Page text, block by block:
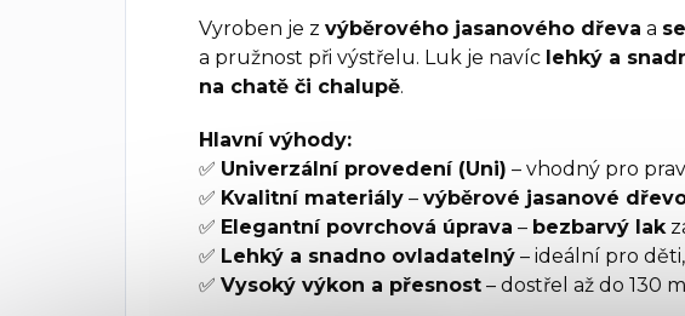
Vyroben je z výběrového jasanového dřeva a
a pružnost při výstřelu. Luk je navíc lehký a
na chatě či chalupě.
Hlavní výhody:
✅ Univerzální provedení (Uni) – vhodný pro
✅ Kvalitní materiály – výběrové jasanové
✅ Elegantní povrchová úprava – bezbarvý lak
✅ Lehký a snadno ovladatelný – ideální pro
✅ Vysoký výkon a přesnost – dostřel až do 130 m